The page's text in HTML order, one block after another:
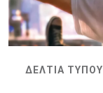
ΔΕΛΤΙΑ ΤΥΠΟΥ